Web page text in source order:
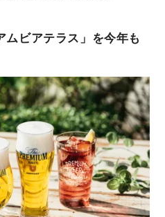
ムビアテラス」を今年も